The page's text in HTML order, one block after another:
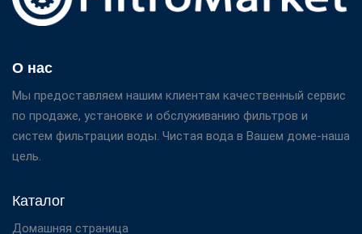
О нас
Мы предоставляем нашим клиентам качественный сервис
по продаже, установке и обслуживанию фильтров и
систем фильтрации воды. Чистая вода в Вашем доме-наша
цель.
Каталог
Домашняя страница